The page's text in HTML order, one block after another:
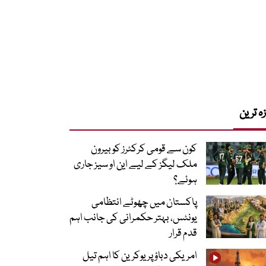
ترین
کون سے قومی کرکٹرز کو بیرون
ملک لیگز کے لیے این او سیز جاری
ہوئے؟
پاکستان میں چھوٹے انتظامی
یونٹس، بہتر حکمرانی کی جانب اہم
قدم قرار
امریکی دباؤ پر یوکرین کا اہم تیل